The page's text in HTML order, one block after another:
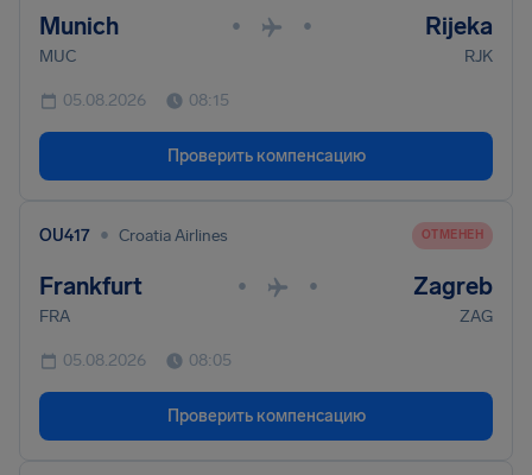
Munich • • Rijeka
MUC RJK
05.08.2026 08:15
Проверить компенсацию
OU417 • Croatia Airlines ОТМЕНЕН
Frankfurt • • Zagreb
FRA ZAG
05.08.2026 08:05
Проверить компенсацию